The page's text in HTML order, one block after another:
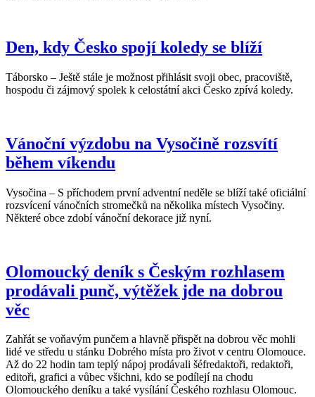
Den, kdy Česko spojí koledy se blíží
Táborsko – Ještě stále je možnost přihlásit svoji obec, pracoviště,
hospodu či zájmový spolek k celostátní akci Česko zpívá koledy.
Vánoční výzdobu na Vysočině rozsvítí
během víkendu
Vysočina – S příchodem první adventní neděle se blíží také oficiální
rozsvícení vánočních stromečků na několika místech Vysočiny.
Některé obce zdobí vánoční dekorace již nyní.
Olomoucký deník s Českým rozhlasem
prodávali punč, výtěžek jde na dobrou
věc
Zahřát se voňavým punčem a hlavně přispět na dobrou věc mohli
lidé ve středu u stánku Dobrého místa pro život v centru Olomouce.
Až do 22 hodin tam teplý nápoj prodávali šéfredaktoři, redaktoři,
editoři, grafici a vůbec všichni, kdo se podílejí na chodu
Olomouckého deníku a také vysílání Českého rozhlasu Olomouc.